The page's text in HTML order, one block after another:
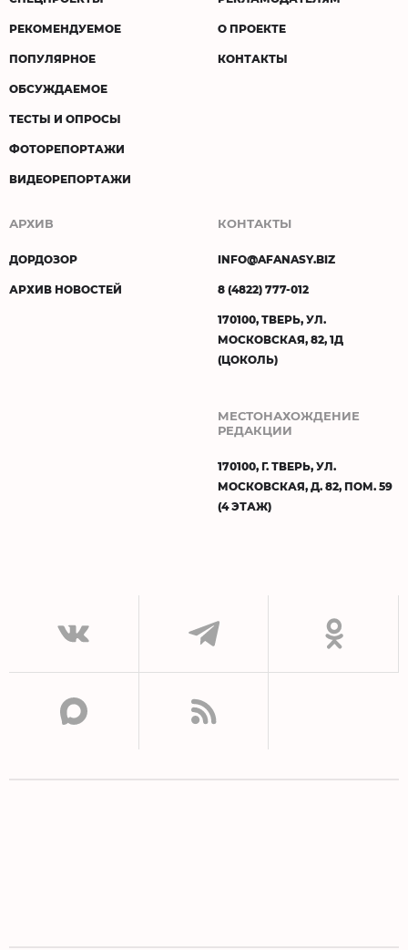
РЕКОМЕНДУЕМОЕ
ПОПУЛЯРНОЕ
ОБСУЖДАЕМОЕ
ТЕСТЫ И ОПРОСЫ
ФОТОРЕПОРТАЖИ
ВИДЕОРЕПОРТАЖИ
О ПРОЕКТЕ
КОНТАКТЫ
АРХИВ
ДОРДОЗОР
АРХИВ НОВОСТЕЙ
КОНТАКТЫ
INFO@AFANASY.BIZ
8 (4822) 777-012
170100, ТВЕРЬ, УЛ.
МОСКОВСКАЯ, 82, 1Д
(ЦОКОЛЬ)
МЕСТОНАХОЖДЕНИЕ
РЕДАКЦИИ
170100, Г. ТВЕРЬ, УЛ.
МОСКОВСКАЯ, Д. 82, ПОМ. 59
(4 ЭТАЖ)